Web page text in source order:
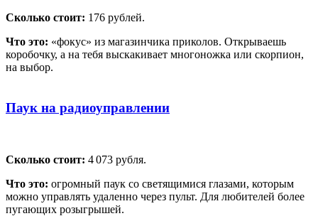
Сколько стоит: 176 рублей.
Что это: «фокус» из магазинчика приколов. Открываешь
коробочку, а на тебя выскакивает многоножка или скорпион,
на выбор.
Паук на радиоуправлении
Сколько стоит: 4 073 рубля.
Что это: огромный паук со светящимися глазами, которым
можно управлять удаленно через пульт. Для любителей более
пугающих розыгрышей.